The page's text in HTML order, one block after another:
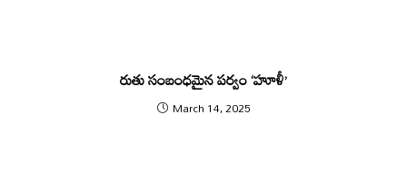
రుతు సంబంధమైన పర్వం ‘హూళీ’
March 14, 2025